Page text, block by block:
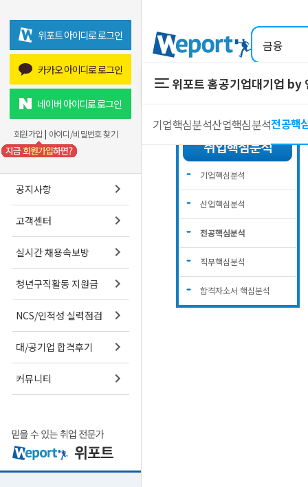
위포트 아이디로 로그인
카카오 아이디로 로그인
네이버 아이디로 로그인
회원가입 | 아이디/비밀번호 찾기
공지사항
고객센터
실시간 채용속보방
청년구직활동 지원금
NCS/인적성 실력점검
대/공기업 합격후기
커뮤니티
위포트 홈공기업대기업 by
기업핵심분석산업핵심분석전공핵
온라인 강의
프리패스
스마트학습실
기업핵심분석
산업핵심분석
전공핵심분석
직무핵심분석
합격자소서 핵심분석